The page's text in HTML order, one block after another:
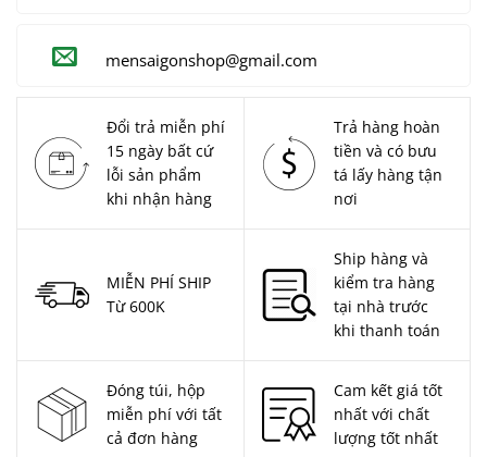
mensaigonshop@gmail.com
Đổi trả miễn phí
15 ngày bất cứ
lỗi sản phẩm
khi nhận hàng
Trả hàng hoàn
tiền và có bưu
tá lấy hàng tận
nơi
MIỄN PHÍ SHIP
Từ 600K
Ship hàng và
kiểm tra hàng
tại nhà trước
khi thanh toán
Đóng túi, hộp
miễn phí với tất
cả đơn hàng
Cam kết giá tốt
nhất với chất
lượng tốt nhất